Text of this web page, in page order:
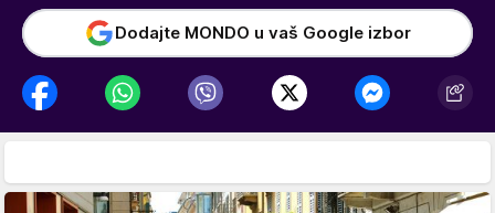
Dodajte MONDO u vaš Google izbor